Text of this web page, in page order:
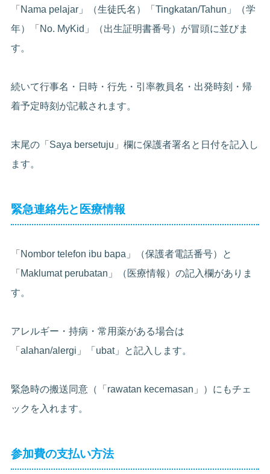
「Nama pelajar」（生徒氏名）「Tingkatan/Tahun」（学
年）「No. MyKid」（出生証明書番号）が冒頭に並びま
す。
続いて行事名・日時・行先・引率教員名・出発時刻・帰
着予定時刻が記載されます。
末尾の「Saya bersetuju」欄に保護者署名と日付を記入し
ます。
緊急連絡先と医療情報
「Nombor telefon ibu bapa」（保護者電話番号）と
「Maklumat perubatan」（医療情報）の記入欄がありま
す。
アレルギー・持病・常用薬がある場合は
「alahan/alergi」「ubat」と記入します。
緊急時の搬送同意（「rawatan kecemasan」）にもチェ
ックを入れます。
参加費の支払い方法